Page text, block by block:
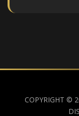
COPYRIGHT ©